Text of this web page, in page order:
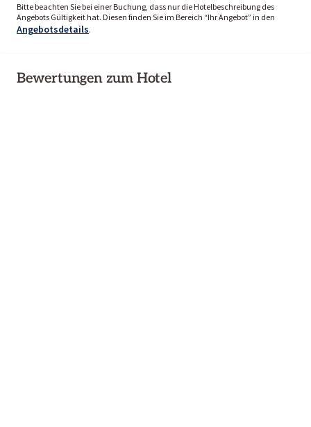
Bitte beachten Sie bei einer Buchung, dass nur die Hotelbeschreibung des
Angebots Gültigkeit hat. Diesen finden Sie im Bereich “Ihr Angebot” in den
Angebotsdetails.
Bewertungen zum Hotel